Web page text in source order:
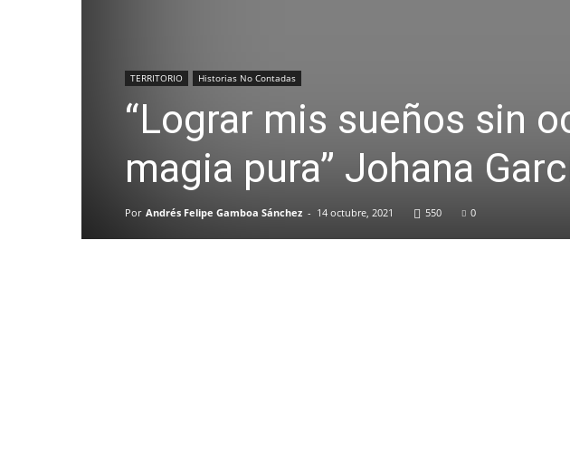
TERRITORIO Historias No Contadas
“Lograr mis sueños sin
magia pura” Johana
Por Andrés Felipe Gamboa Sánchez - 14 octubre, 2021 550 0